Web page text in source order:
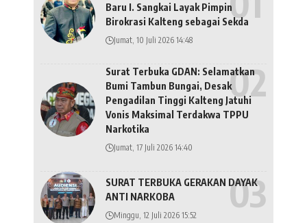
Baru I. Sangkai Layak Pimpin
Birokrasi Kalteng sebagai Sekda
Jumat, 10 Juli 2026 14:48
Surat Terbuka GDAN: Selamatkan
Bumi Tambun Bungai, Desak
Pengadilan Tinggi Kalteng Jatuhi
Vonis Maksimal Terdakwa TPPU
Narkotika
Jumat, 17 Juli 2026 14:40
SURAT TERBUKA GERAKAN DAYAK
ANTI NARKOBA
Minggu, 12 Juli 2026 15:52